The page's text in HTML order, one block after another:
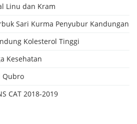
Linu dan Kram
Sari Kurma Penyubur Kandungan
Kolesterol Tinggi
Kesehatan
Qubro
CAT 2018-2019